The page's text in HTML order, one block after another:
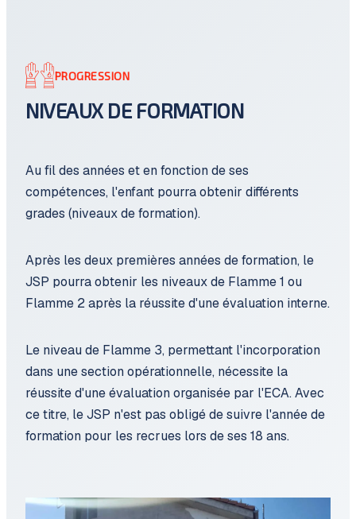
PROGRESSION
NIVEAUX DE FORMATION
Au fil des années et en fonction de ses
compétences, l'enfant pourra obtenir différents
grades (niveaux de formation).
Après les deux premières années de formation, le
JSP pourra obtenir les niveaux de Flamme 1 ou
Flamme 2 après la réussite d'une évaluation interne.
Le niveau de Flamme 3, permettant l'incorporation
dans une section opérationnelle, nécessite la
réussite d'une évaluation organisée par l'ECA. Avec
ce titre, le JSP n'est pas obligé de suivre l'année de
formation pour les recrues lors de ses 18 ans.